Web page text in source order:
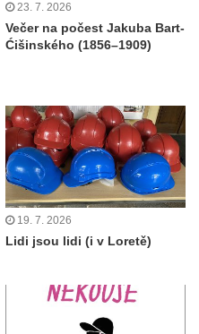
23. 7. 2026
Večer na počest Jakuba Bart-
Ćišinského (1856–1909)
19. 7. 2026
Lidi jsou lidi (i v Loretě)